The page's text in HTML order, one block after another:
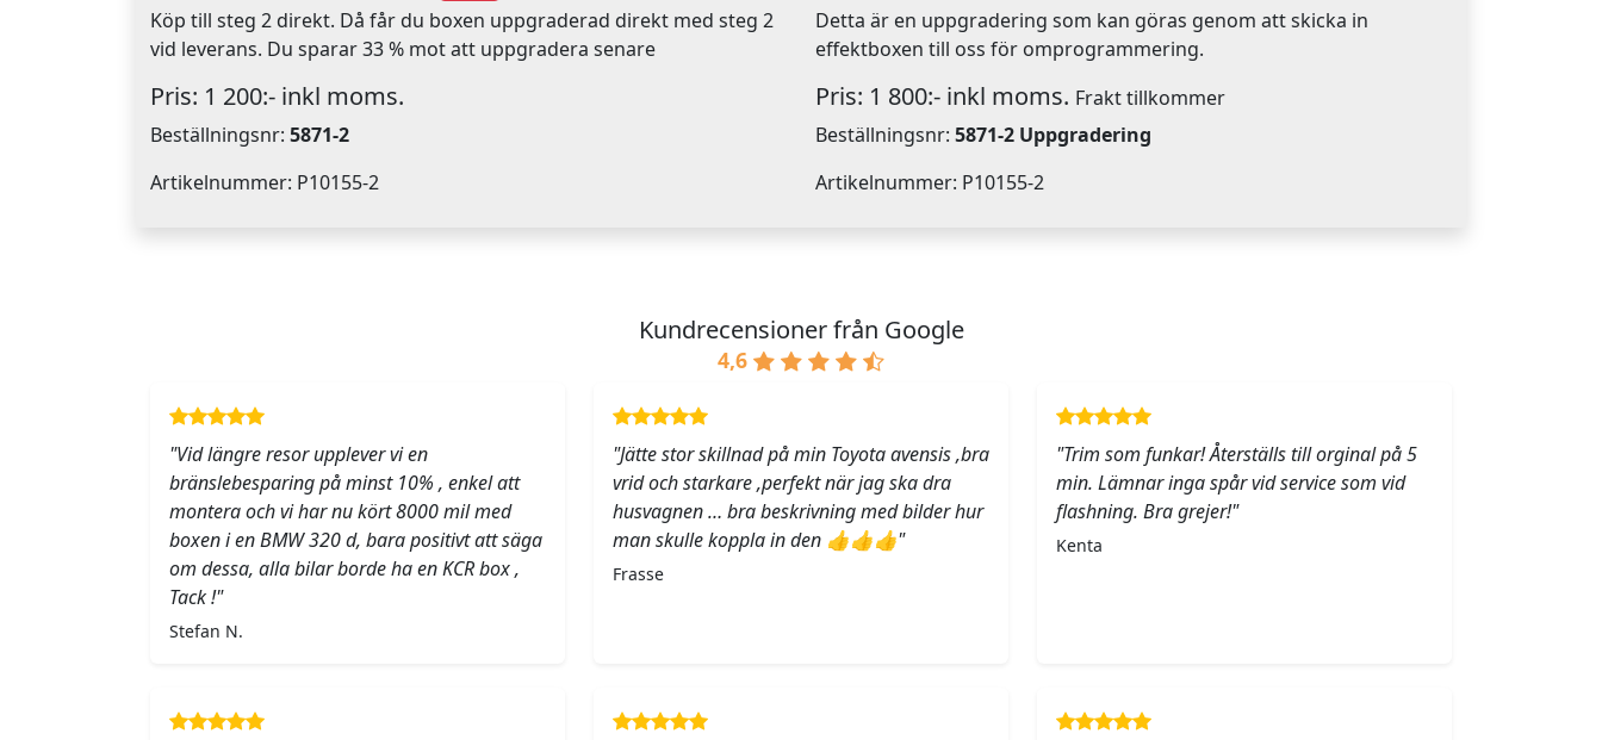
Köp till steg 2 direkt. Då får du boxen uppgraderad direkt med steg 2
vid leverans. Du sparar 33 % mot att uppgradera senare
Pris: 1 200:- inkl moms.
Beställningsnr: 5871-2
Artikelnummer: P10155-2
Detta är en uppgradering som kan göras genom att skicka in
effektboxen till oss för omprogrammering.
Pris: 1 800:- inkl moms. Frakt tillkommer
Beställningsnr: 5871-2 Uppgradering
Artikelnummer: P10155-2
Kundrecensioner från Google
4,6
"Vid längre resor upplever vi en
bränslebesparing på minst 10% , enkel att
montera och vi har nu kört 8000 mil med
boxen i en BMW 320 d, bara positivt att säga
om dessa, alla bilar borde ha en KCR box ,
Tack !"
Stefan N.
"Jätte stor skillnad på min Toyota avensis ,bra
vrid och starkare ,perfekt när jag ska dra
husvagnen … bra beskrivning med bilder hur
man skulle koppla in den 👍👍👍"
Frasse
"Trim som funkar! Återställs till orginal på 5
min. Lämnar inga spår vid service som vid
flashning. Bra grejer!"
Kenta